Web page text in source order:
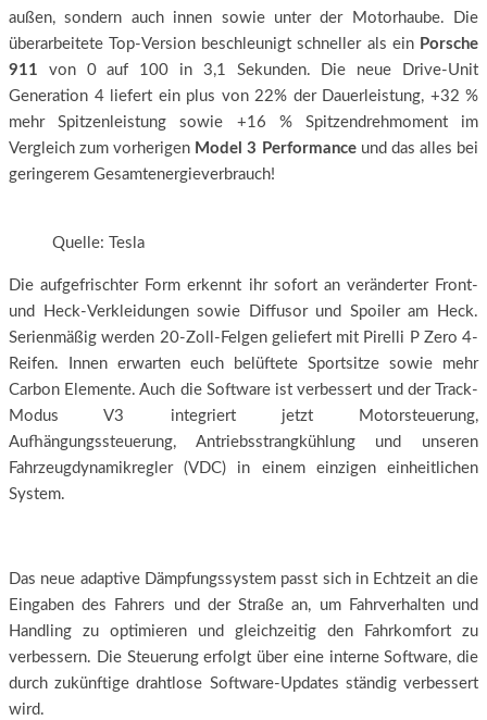
außen, sondern auch innen sowie unter der Motorhaube. Die
überarbeitete Top-Version beschleunigt schneller als ein Porsche
911 von 0 auf 100 in 3,1 Sekunden. Die neue Drive-Unit
Generation 4 liefert ein plus von 22% der Dauerleistung, +32 %
mehr Spitzenleistung sowie +16 % Spitzendrehmoment im
Vergleich zum vorherigen Model 3 Performanceund das alles bei
geringerem Gesamtenergieverbrauch!
Quelle: Tesla
Die aufgefrischter Form erkennt ihr sofort an veränderter Front-
und Heck-Verkleidungen sowie Diffusor und Spoiler am Heck.
Serienmäßig werden 20-Zoll-Felgen geliefert mit Pirelli P Zero 4-
Reifen. Innen erwarten euch belüftete Sportsitze sowie mehr
Carbon Elemente. Auch die Software ist verbessert und der Track-
Modus V3 integriert jetzt Motorsteuerung,
Aufhängungssteuerung, Antriebsstrangkühlung und unseren
Fahrzeugdynamikregler (VDC) in einem einzigen einheitlichen
System.
Das neue adaptive Dämpfungssystem passt sich in Echtzeit an die
Eingaben des Fahrers und der Straße an, um Fahrverhalten und
Handling zu optimieren und gleichzeitig den Fahrkomfort zu
verbessern. Die Steuerung erfolgt über eine interne Software, die
durch zukünftige drahtlose Software-Updates ständig verbessert
wird.